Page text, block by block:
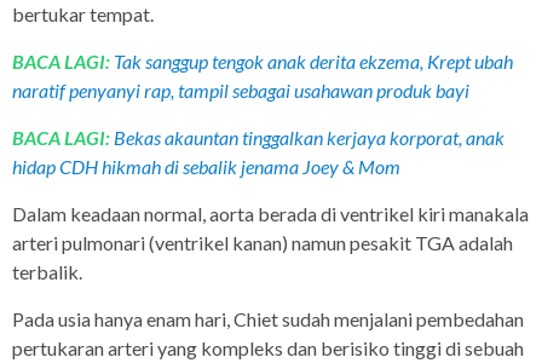
bertukar tempat.
BACA LAGI: Tak sanggup tengok anak derita ekzema, Krept ubah
naratif penyanyi rap, tampil sebagai usahawan produk bayi
BACA LAGI: Bekas akauntan tinggalkan kerjaya korporat, anak
hidap CDH hikmah di sebalik jenama Joey & Mom
Dalam keadaan normal, aorta berada di ventrikel kiri manakala
arteri pulmonari (ventrikel kanan) namun pesakit TGA adalah
terbalik.
Pada usia hanya enam hari, Chiet sudah menjalani pembedahan
pertukaran arteri yang kompleks dan berisiko tinggi di sebuah